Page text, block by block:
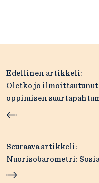
Artikkelien
selaus
Edellinen artikkeli:
Oletko jo
oppimisen
Seuraava artikkeli:
Nuorisobarometri: